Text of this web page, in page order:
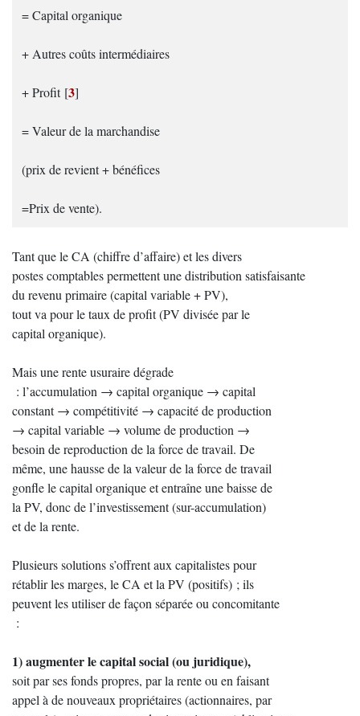
= Capital organique
+ Autres coûts intermédiaires
+ Profit[3]
= Valeur de la marchandise
(prix de revient + bénéfices
=Prix de vente).
Tant que le CA (chiffre d’affaire) et les divers
postes comptables permettent une distribution satisfaisante
du revenu primaire (capital variable + PV),
tout va pour le taux de profit (PV divisée par le
capital organique).
Mais une rente usuraire dégrade
: l’accumulation → capital organique → capital
constant → compétitivité → capacité de production
→ capital variable → volume de production →
besoin de reproduction de la force de travail. De
même, une hausse de la valeur de la force de travail
gonfle le capital organique et entraîne une baisse de
la PV, donc de l’investissement (sur-accumulation)
et de la rente.
Plusieurs solutions s’offrent aux capitalistes pour
rétablir les marges, le CA et la PV (positifs) ; ils
peuvent les utiliser de façon séparée ou concomitante
:
1) augmenter le capital social (ou juridique),
soit par ses fonds propres, par la rente ou en faisant
appel à de nouveaux propriétaires (actionnaires, par